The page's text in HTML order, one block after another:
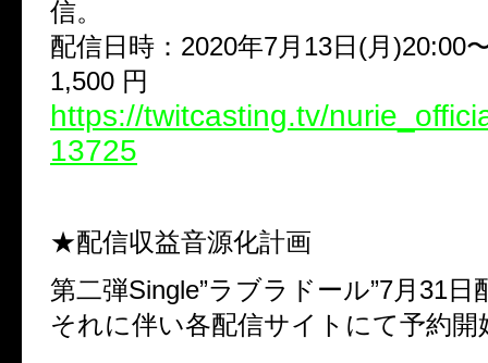
信。
配信日時：2020年7月13日(月)20:00
1,500 円
https://twitcasting.tv/
13725
★配信収益音源化計画
第二弾Single”ラブラドール”7月31日
それに伴い各配信サイトにて予約開